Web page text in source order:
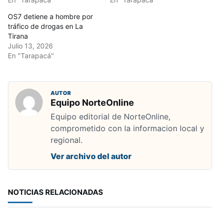
OS7 detiene a hombre por
tráfico de drogas en La
Tirana
Julio 13, 2026
En "Tarapacá"
AUTOR
Equipo NorteOnline
Equipo editorial de NorteOnline,
comprometido con la informacion local y
regional.
Ver archivo del autor
NOTICIAS RELACIONADAS